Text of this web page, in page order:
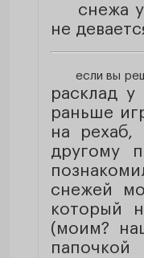
снежа
не
если вы
расклад
раньше
на рехаб,
другому
снежей
который
(моим?
папочкой